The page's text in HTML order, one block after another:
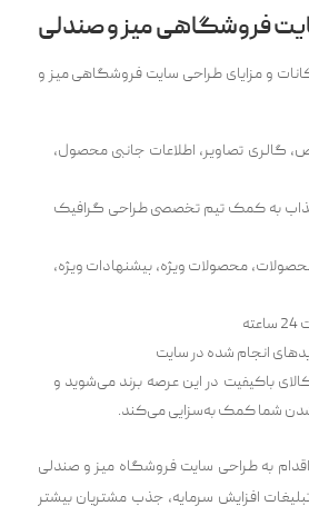
فروشگاهی میز و صندلی
و مزایای طراحی سایت فروشگاهی میز و
گالری تصاویر، اطلاعات جانبی محصول،
به کمک تیم تخصصی طراحی گرافیک
محصولات ویژه، پیشنهادات ویژه،
انجام شده در سایت
کالای باکیفیت در این عرصه برند می‌شوید و
شما کمک به‌سزایی می‌کند.
به طراحی سایت فروشگاه میز و صندلی
تبلیغات افزایش سرمایه، جذب مشتریان بیشتر